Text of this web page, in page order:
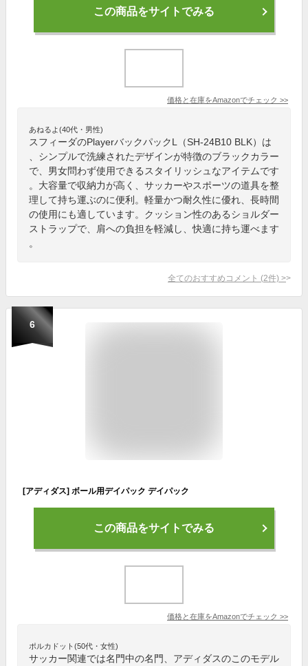
この商品をサイトでみる
価格と在庫をAmazonでチェック >>
あねるよ(40代・男性)
スフィーダのPlayerバックパックL（SH-24B10 BLK）は
、シンプルで洗練されたデザインが特徴のブラックカラー
で、男女問わず使用できるスタイリッシュなアイテムです
。大容量で収納力が高く、サッカーやスポーツの道具を整
理して持ち運ぶのに便利。軽量かつ耐久性に優れ、長時間
の使用にも適しています。クッション性のあるショルダー
ストラップで、肩への負担を軽減し、快適に持ち運べます
。
全てのおすすめコメント (2件) >
6
[アディダス] ボール用デイパック デイパック
この商品をサイトでみる
価格と在庫をAmazonでチェック >>
ポルカドット(50代・女性)
サッカー関連では名門中の名門、アディダスのこのモデル